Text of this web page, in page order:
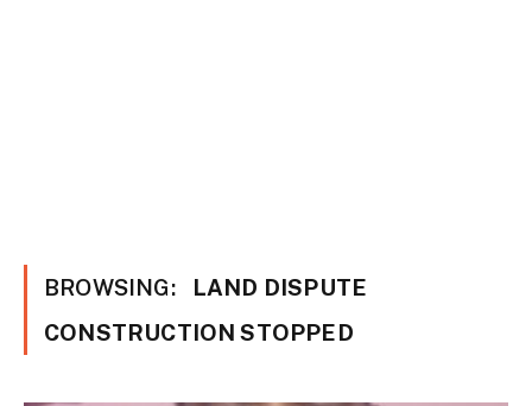
BROWSING:
LAND DISPUTE
CONSTRUCTION STOPPED